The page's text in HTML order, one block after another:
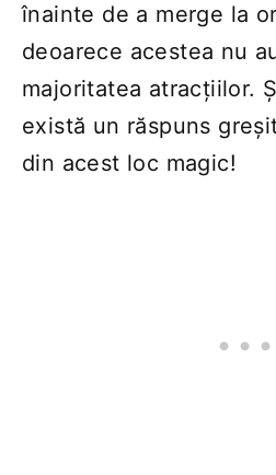
înainte de a merge la
deoarece acestea nu
majoritatea atracțiilor.
există un răspuns
din acest loc magic!